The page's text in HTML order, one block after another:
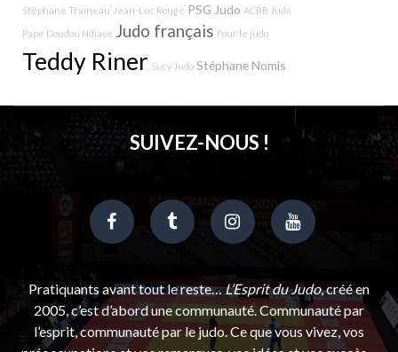
Stéphane Traineau Jean-Luc Rougé PSG Judo ACBB Judo
Pape Doudou Ndiaye Judo français Pour le judo
Teddy Riner Sucy Judo Stéphane Nomis
SUIVEZ-NOUS !
Pratiquants avant tout le reste…L’Esprit du Judo, créé en
2005, c’est d’abord une communauté. Communauté par
l’esprit, communauté par le judo. Ce que vous vivez, vos